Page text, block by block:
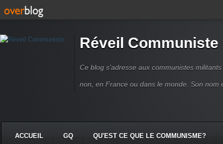
Réveil Communiste
Ce blog s'adresse aux communistes
non, en France ou dans le monde. Son nom
ACCUEIL GQ QU'EST CE QUE LE COMMUNISME?